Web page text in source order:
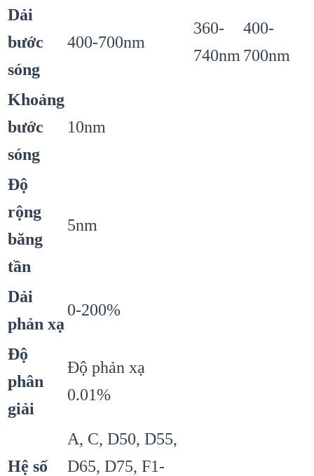
Dải
bước
sóng
400-700nm
360-
740nm
400-
700nm
Khoảng
bước
sóng
10nm
Độ
rộng
băng
tần
5nm
Dải
phản xạ
0-200%
Độ
phân
giải
Độ phản xạ
0.01%
Hệ số
A, C, D50, D55,
D65, D75, F1-